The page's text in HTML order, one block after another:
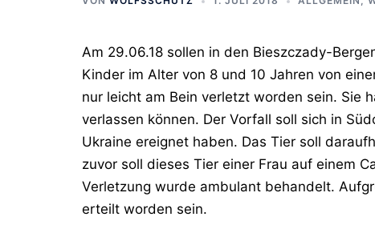
Am 29.06.18 sollen in den Bieszczady-
Kinder im Alter von 8 und 10 Jahren von
nur leicht am Bein verletzt worden sein. Sie
verlassen können. Der Vorfall soll sich in
Ukraine ereignet haben. Das Tier soll
zuvor soll dieses Tier einer Frau auf einem
Verletzung wurde ambulant behandelt.
erteilt worden sein.